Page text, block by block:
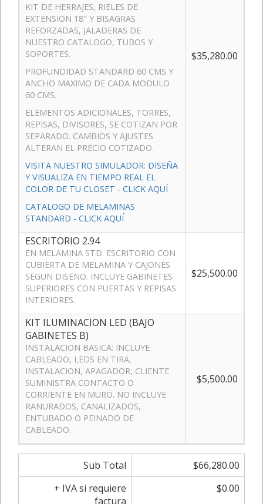
KIT DE HERRAJES, RIELES DE
EXTENSION 18" Y BISAGRAS
REFORZADAS, JALADERAS DE
NUESTRO CATALOGO, TUBOS Y
SOPORTES.
PROFUNDIDAD STANDARD 60 CMS Y
ANCHO MAXIMO DE CADA MODULO
60 CMS.
ELEMENTOS ADICIONALES, TORRES,
REPISAS, DIVISORES, SE COTIZAN POR
SEPARADO. CAMBIOS Y AJUSTES
ALTERAN EL PRECIO COTIZADO.
VISITA NUESTRO SIMULADOR: DISEÑA
Y VISUALIZA EN TIEMPO REAL EL
COLOR DE TU CLOSET - CLICK AQUÍ
CATALOGO DE MELAMINAS
STANDARD - CLICK AQUÍ
$35,280.00
ESCRITORIO 2.94
EN MELAMINA STD. ESCRITORIO CON
CUBIERTA DE MELAMINA Y CAJONES
SEGUN DISENO. INCLUYE GABINETES
SUPERIORES CON PUERTAS Y REPISAS
INTERIORES.
$25,500.00
KIT ILUMINACION LED (BAJO
GABINETES B)
INSTALACION BASICA: INCLUYE
CABLEADO, LEDS EN TIRA,
INSTALACION, APAGADOR, CLIENTE
SUMINISTRA CONTACTO O
CORRIENTE EN MURO. NO INCLUYE
RANURADOS, CANALIZADOS,
ENTUBADO O PEINADO DE
CABLEADO.
$5,500.00
Sub Total
$66,280.00
+ IVA si requiere
factura
$0.00